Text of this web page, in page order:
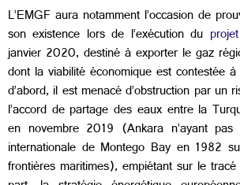
L’EMGF aura notamment l’occasion de
son existence lors de l’exécution du
janvier 2020, destiné à exporter le gaz
dont la viabilité économique est contestée
d’abord, il est menacé d’obstruction par un
l’accord de partage des eaux entre la
en novembre 2019 (Ankara n’ayant
internationale de Montego Bay en 1982
frontières maritimes), empiétant sur le tracé